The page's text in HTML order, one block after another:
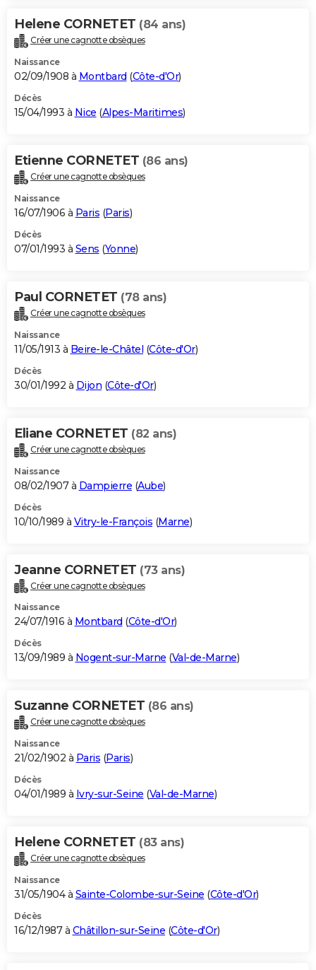
Helene CORNETET (84 ans)
Créer une cagnotte obsèques
Naissance
02/09/1908 à Montbard (Côte-d'Or)
Décès
15/04/1993 à Nice (Alpes-Maritimes)
Etienne CORNETET (86 ans)
Créer une cagnotte obsèques
Naissance
16/07/1906 à Paris (Paris)
Décès
07/01/1993 à Sens (Yonne)
Paul CORNETET (78 ans)
Créer une cagnotte obsèques
Naissance
11/05/1913 à Beire-le-Châtel (Côte-d'Or)
Décès
30/01/1992 à Dijon (Côte-d'Or)
Eliane CORNETET (82 ans)
Créer une cagnotte obsèques
Naissance
08/02/1907 à Dampierre (Aube)
Décès
10/10/1989 à Vitry-le-François (Marne)
Jeanne CORNETET (73 ans)
Créer une cagnotte obsèques
Naissance
24/07/1916 à Montbard (Côte-d'Or)
Décès
13/09/1989 à Nogent-sur-Marne (Val-de-Marne)
Suzanne CORNETET (86 ans)
Créer une cagnotte obsèques
Naissance
21/02/1902 à Paris (Paris)
Décès
04/01/1989 à Ivry-sur-Seine (Val-de-Marne)
Helene CORNETET (83 ans)
Créer une cagnotte obsèques
Naissance
31/05/1904 à Sainte-Colombe-sur-Seine (Côte-d'Or)
Décès
16/12/1987 à Châtillon-sur-Seine (Côte-d'Or)